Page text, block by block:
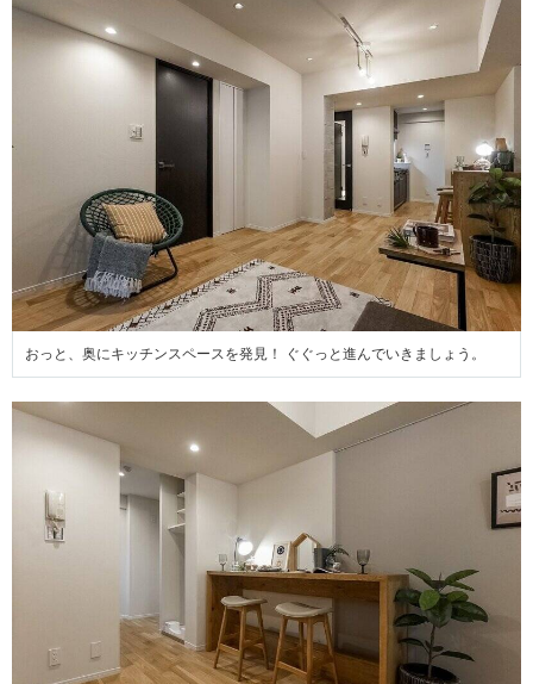
おっと、奥にキッチンスペースを発見！ ぐぐっと進んでいきましょう。